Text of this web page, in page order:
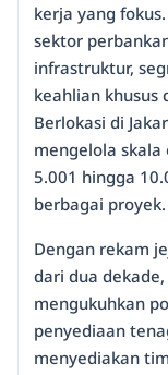
kerja yang
sektor
infrastruktur,
keahlian
Berlokasi di
mengelola
5.001 hingga
berbagai proyek.
Dengan rekam
dari dua
mengukuhkan
penyediaan
menyediakan